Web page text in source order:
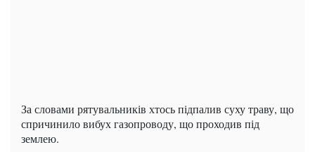
За словами рятувальників хтось підпалив суху траву, що
спричинило вибух газопроводу, що проходив під
землею.